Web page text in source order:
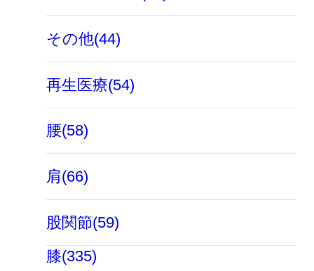
その他(44)
再生医療(54)
腰(58)
肩(66)
股関節(59)
膝(335)